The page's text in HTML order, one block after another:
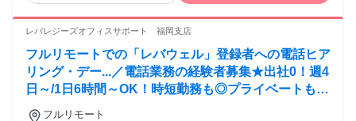
レバレジーズオフィスサポート 福岡支店
フルリモートでの「レバウェル」登録者への電話ヒア
リング・デー...／電話業務の経験者募集★出社0！週4
日～/1日6時間～OK！時短勤務も◎プライベートも大
事に働ける♪
フルリモート